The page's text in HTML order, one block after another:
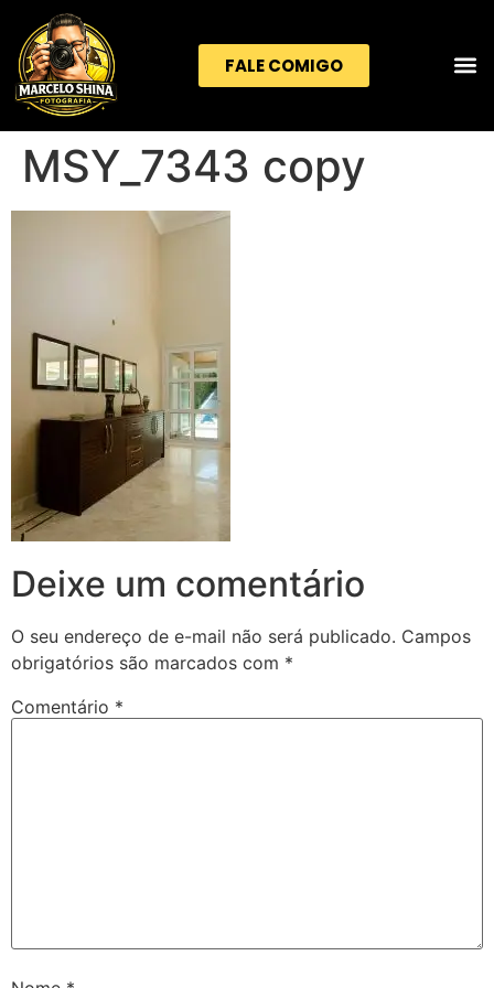
FALE COMIGO
MSY_7343 copy
Deixe um comentário
O seu endereço de e-mail não será publicado. Campos
obrigatórios são marcados com *
Comentário *